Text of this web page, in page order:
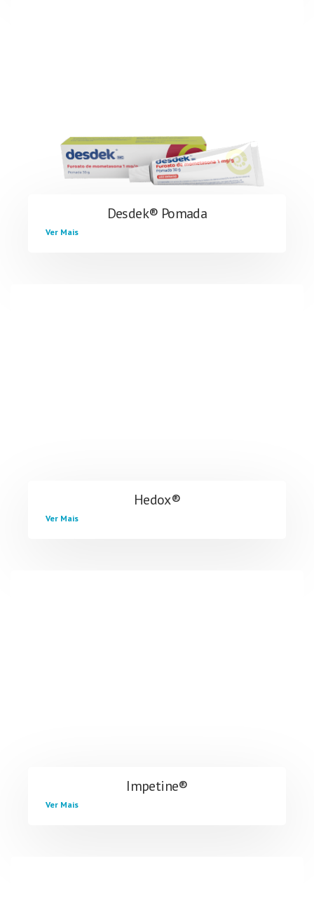
Desdek® Pomada
Ver Mais
Hedox®
Ver Mais
Impetine®
Ver Mais